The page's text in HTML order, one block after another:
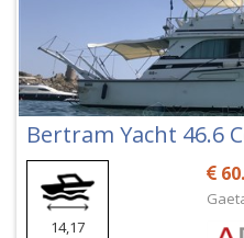
Bertram Yacht 46.6
14,17